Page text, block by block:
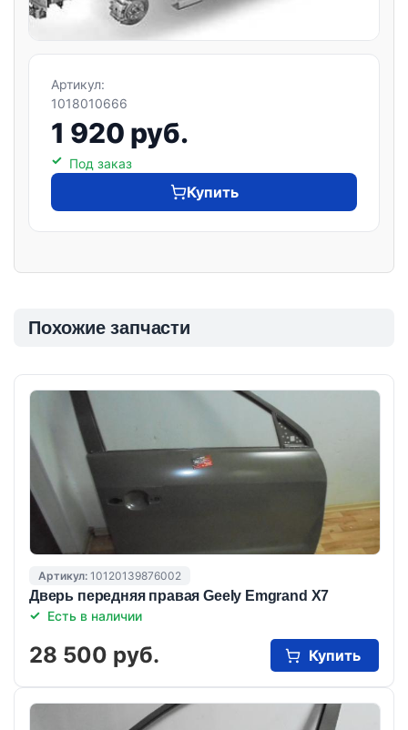
Артикул:
1018010666
1 920 руб.
Под заказ
Купить
Похожие запчасти
Артикул: 10120139876002
Дверь передняя правая Geely Emgrand X7
Есть в наличии
28 500 руб. Купить